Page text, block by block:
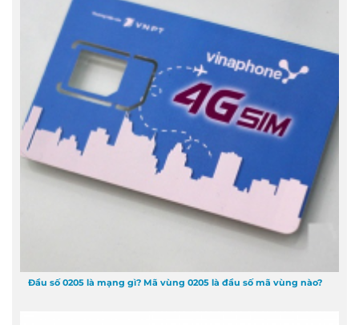
Đầu số 0205 là mạng gì? Mã vùng 0205 là đầu số mã vùng nào?